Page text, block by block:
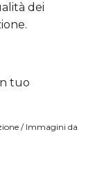
dei
tuo
/ Immagini da